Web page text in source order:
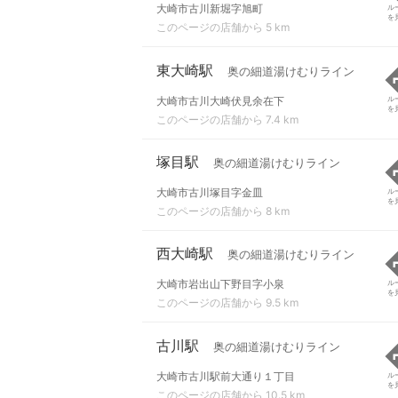
大崎市古川新堀字旭町
このページの店舗から 5 km
ル
を
東大崎駅 奥の細道湯けむりライン
大崎市古川大崎伏見余在下
このページの店舗から 7.4 km
ル
を
塚目駅 奥の細道湯けむりライン
大崎市古川塚目字金皿
このページの店舗から 8 km
ル
を
西大崎駅 奥の細道湯けむりライン
大崎市岩出山下野目字小泉
このページの店舗から 9.5 km
ル
を
古川駅 奥の細道湯けむりライン
大崎市古川駅前大通り１丁目
このページの店舗から 10.5 km
ル
を